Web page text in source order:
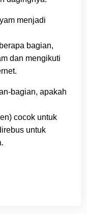
menjadi
bagian,
dan mengikuti
bagian, apakah
cocok untuk
untuk